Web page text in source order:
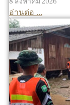
อ่านต่อ ...